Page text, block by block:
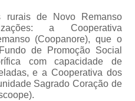
rurais de Novo Remanso
a Cooperativa
(Coopanore), que o
de Promoção Social
com capacidade de
e a Cooperativa dos
Sagrado Coração de